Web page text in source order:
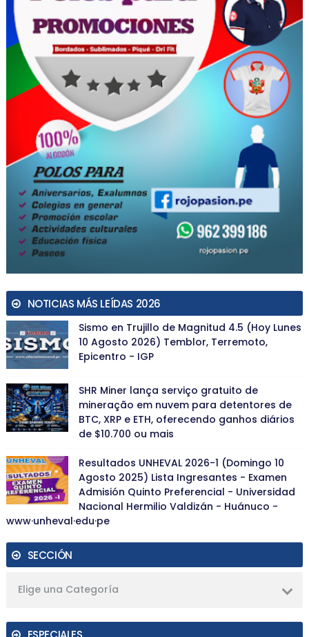
NOTICIAS MÁS LEÍDAS 2026
Sismo en Trujillo de Magnitud 4.5 (Hoy Lunes
10 Agosto 2026) Temblor, Terremoto,
Epicentro - IGP
SHR Miner lança serviço gratuito de
mineração em nuvem para detentores de
BTC, XRP e ETH, oferecendo ganhos diários
de $10.700 ou mais
Resultados UNHEVAL 2026-1 (Domingo 10
Agosto 2025) Lista Ingresantes - Examen
Admisión Quinto Preferencial - Universidad
Nacional Hermilio Valdizán - Huánuco -
www·unheval·edu·pe
SECCIÓN
Elige una Categoría